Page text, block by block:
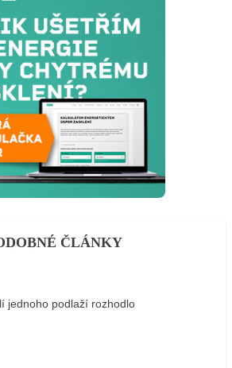
ČLÁNKY
jednoho podlaží rozhodlo